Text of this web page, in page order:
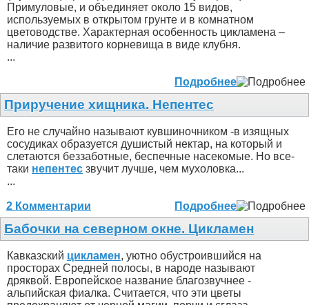
Примуловые, и объединяет около 15 видов,
используемых в открытом грунте и в комнатном
цветоводстве. Характерная особенность цикламена –
наличие развитого корневища в виде клубня.
...
Подробнее
Приручение хищника. Непентес
Его не случайно называют кувшиночником -в изящных
сосудиках образуется душистый нектар, на который и
слетаются беззаботные, беспечные насекомые. Но все-
таки непентес звучит лучше, чем мухоловка...
...
2 Комментарии Подробнее
Бабочки на северном окне. Цикламен
Кавказский цикламен, уютно обустроившийся на
просторах Средней полосы, в народе называют
дряквой. Европейское название благозвучнее -
альпийская фиалка. Считается, что эти цветы